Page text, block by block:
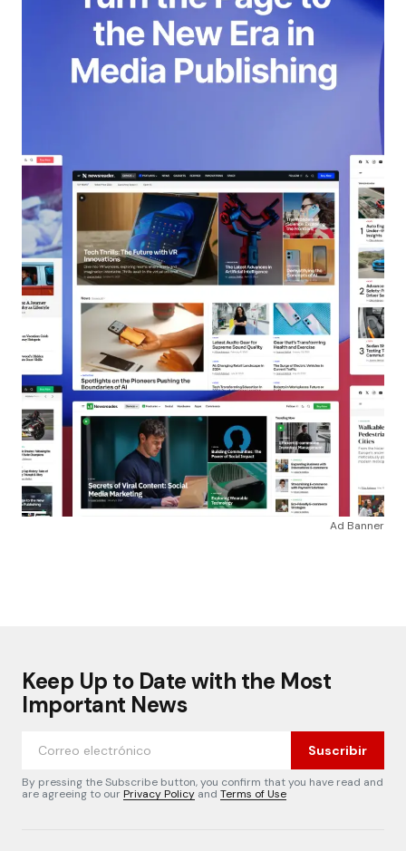
Ad Banner
Keep Up to Date with the Most
Important News
Suscribir
By pressing the Subscribe button, you confirm that you have read and
are agreeing to ourPrivacy Policy and Terms of Use